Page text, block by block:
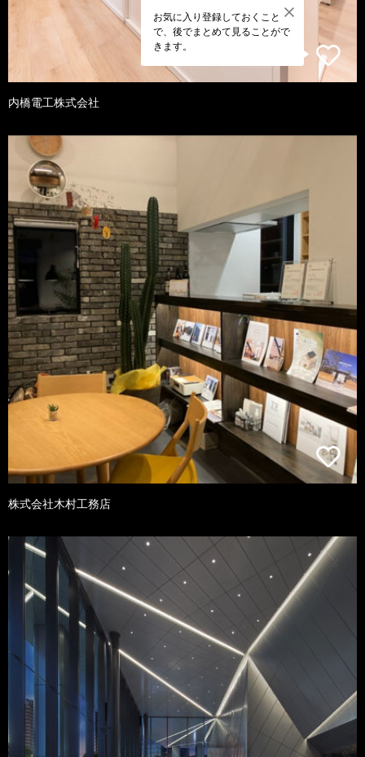
お気に入り登録しておくこと
で、後でまとめて見ることがで
きます。
内橋電工株式会社
株式会社木村工務店